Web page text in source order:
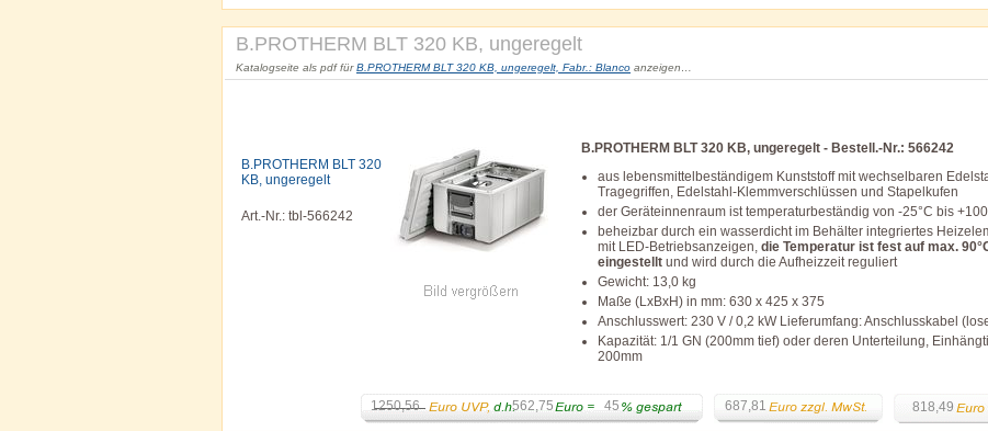
Prospekt (2,1 mb) für B.proTherm (unbeheizt und beheizt)als pdf.-Datei und somit alle Angaben über die verschiedenen
Portionsanzahl und Temperaturkurven. Freuen Sie sich auf eine reibungslose Transportlogistik beim Catering und dies zu
B.PROTHERM BLT 320 KB, ungeregelt
Katalogseite als pdf fürB.PROTHERM BLT 320 KB, ungeregelt, Fabr.: Blanco anzeigen…
B.PROTHERM BLT 320
KB, ungeregelt
Art.-Nr.: tbl-566242
B.PROTHERM BLT 320 KB, ungeregelt - Bestell.-Nr.: 566242
aus lebensmittelbeständigem Kunststoff mit wechselbaren
Tragegriffen, Edelstahl-Klemmverschlüssen und Stapelkufen
der Geräteinnenraum ist temperaturbeständig von -25°C bis
beheizbar durch ein wasserdicht im Behälter integriertes
mit LED-Betriebsanzeigen, die Temperatur ist fest auf max.
eingestellt und wird durch die Aufheizzeit reguliert
Gewicht: 13,0 kg
Maße (LxBxH) in mm: 630 x 425 x 375
Anschlusswert: 230 V / 0,2 kW Lieferumfang: Anschlusskabel
Kapazität: 1/1 GN (200mm tief) oder deren Unterteilung,
200mm
818,49
687,81
1250,56 562,75 45